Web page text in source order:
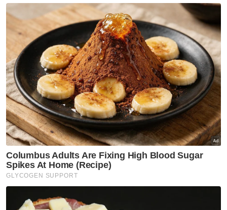
oleh Khairul Aming atau pasukannya.
Para peminat terus mendoakan agar beliau
segera sembuh dan pulih sepenuhnya. -
Awani
Artikel Berkaitan:
Khairul Aming rebah sebaik selesai misi bantuan
banjir
Selaraskan bantuan agar tiada mangsa tercicir
Usahawan sumbang 10,000 tudung untuk mangsa
banjir
Anda semua hero mangsa banjir!
Sejuta penjual, usahawan guna TikTok kembangkan
penghulu betul